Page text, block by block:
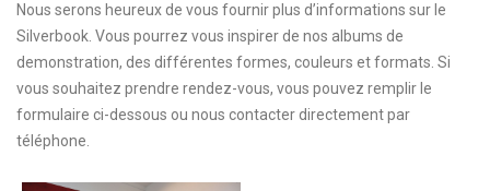
Nous serons heureux de vous fournir plus d’informations sur le
Silverbook. Vous pourrez vous inspirer de nos albums de
demonstration, des différentes formes, couleurs et formats. Si
vous souhaitez prendre rendez-vous, vous pouvez remplir le
formulaire ci-dessous ou nous contacter directement par
téléphone.